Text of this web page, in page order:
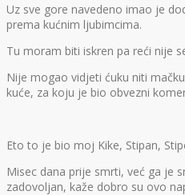
Uz sve gore navedeno imao je
prema kućnim ljubimcima.
Tu moram biti iskren pa reći nije
Nije mogao vidjeti ćuku niti
kuće, za koju je bio obvezni
Eto to je bio moj Kike, Stipan,
Misec dana prije smrti, već ga je
zadovoljan, kaže dobro su ovo